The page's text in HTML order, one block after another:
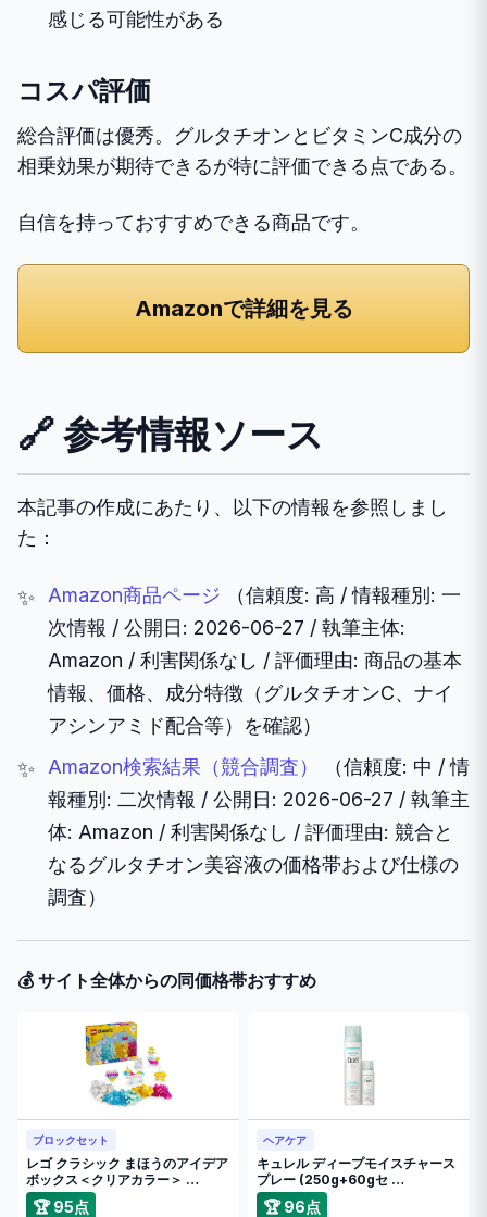
感じる可能性がある
コスパ評価
総合評価は優秀。グルタチオンとビタミンC成分の
相乗効果が期待できるが特に評価できる点である。
自信を持っておすすめできる商品です。
Amazonで詳細を見る
🔗 参考情報ソース
本記事の作成にあたり、以下の情報を参照しまし
た：
Amazon商品ページ （信頼度: 高 / 情報種別: 一
次情報 / 公開日: 2026-06-27 / 執筆主体:
Amazon / 利害関係なし / 評価理由: 商品の基本
情報、価格、成分特徴（グルタチオンC、ナイ
アシンアミド配合等）を確認）
Amazon検索結果（競合調査）
（信頼度: 中 / 情
報種別: 二次情報 / 公開日: 2026-06-27 / 執筆主
体: Amazon / 利害関係なし / 評価理由: 競合と
なるグルタチオン美容液の価格帯および仕様の
調査）
💰 サイト全体からの同価格帯おすすめ
ブロックセット
レゴ クラシック まほうのアイデア
ボックス＜クリアカラー＞ …
🏆 95点
ヘアケア
キュレル ディープモイスチャース
プレー (250g+60gセ …
🏆 96点